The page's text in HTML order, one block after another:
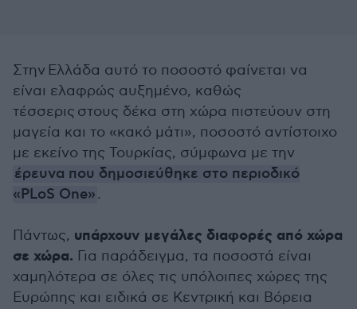
Στην Ελλάδα αυτό το ποσοστό φαίνεται να
είναι ελαφρώς αυξημένο, καθώς
τέσσερις στους δέκα στη χώρα πιστεύουν στη
μαγεία και το «κακό μάτι», ποσοστό αντίστοιχο
με εκείνο της Τουρκίας, σύμφωνα με την
έρευνα που δημοσιεύθηκε στο περιοδικό
«PLoS One».
Πάντως, υπάρχουν μεγάλες διαφορές από χώρα
σε χώρα. Για παράδειγμα, τα ποσοστά είναι
χαμηλότερα σε όλες τις υπόλοιπες χώρες της
Ευρώπης και ειδικά σε Κεντρική και Βόρεια